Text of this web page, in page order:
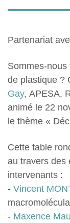
Partenariat
Sommes-
de plastique ?
Gay, APESA,
animé le 22
le thème «
Cette table
au travers des
intervenants :
- Vincent
- Maxence